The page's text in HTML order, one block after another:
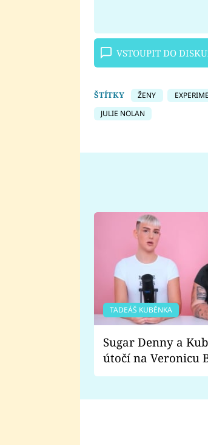
VSTOUPIT DO
ŠTÍTKY ŽENY
JULIE NOLAN
TADEÁŠ KUBĚNKA
Sugar Denny a
útočí na Veronicu
Proč je podle nich